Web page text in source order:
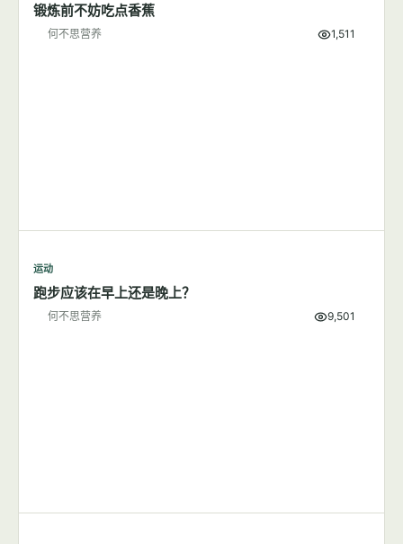
锻炼前不妨吃点香蕉
何不思营养 1,511
运动
跑步应该在早上还是晚上？
何不思营养 9,501